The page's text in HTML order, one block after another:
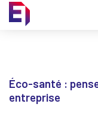
Éco-santé :
entreprise